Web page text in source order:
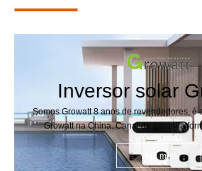
Inversor solar
Somos Growatt 8 anos de revendedores, é
Growatt na China. Canal de garantia
Veja mais